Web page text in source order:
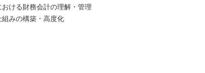
ける財務会計の理解・管理
みの構築・高度化